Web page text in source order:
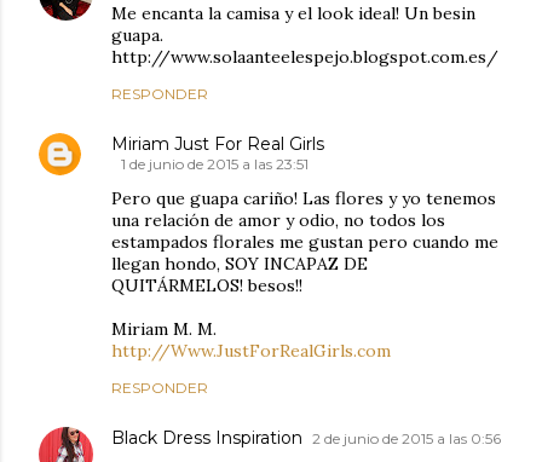
Me encanta la camisa y el look ideal! Un besin
guapa.
http://www.solaanteelespejo.blogspot.com.es/
RESPONDER
Miriam Just For Real Girls
1 de junio de 2015 a las 23:51
Pero que guapa cariño! Las flores y yo tenemos
una relación de amor y odio, no todos los
estampados florales me gustan pero cuando me
llegan hondo, SOY INCAPAZ DE
QUITÁRMELOS! besos!!
Miriam M. M.
http://Www.JustForRealGirls.com
RESPONDER
Black Dress Inspiration 2 de junio de 2015 a las 0:56